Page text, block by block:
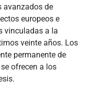
avanzados de
europeos e
vinculadas a la
veinte años. Los
permanente de
ofrecen a los